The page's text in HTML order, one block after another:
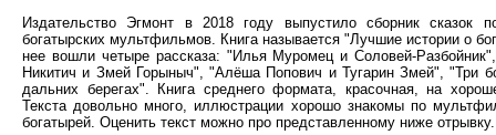
Издательство Эгмонт в 2018 году выпустило сборник сказок
богатырских мультфильмов. Книга называется "Лучшие истории о
нее вошли четыре рассказа: "Илья Муромец и Соловей-
Никитич и Змей Горыныч", "Алёша Попович и Тугарин Змей", "Три
дальних берегах". Книга среднего формата, красочная, на
Текста довольно много, иллюстрации хорошо знакомы по
богатырей. Оценить текст можно про представленному ниже отрывку.